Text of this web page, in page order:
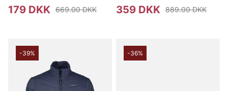
179 DKK 669.00 DKK 359 DKK 889.00 DKK
-39% -36%